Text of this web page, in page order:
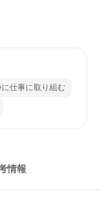
に仕事に取り組む
情報